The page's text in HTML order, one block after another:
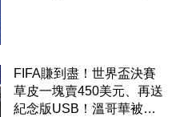
FIFA賺到盡！世界盃決賽
草皮一塊賣450美元、再送
紀念版USB！溫哥華被批